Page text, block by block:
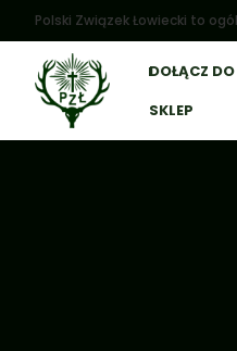
Polski Związek Łowiecki to
DOŁĄCZ
SKLEP